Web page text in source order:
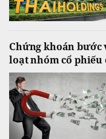
Chứng khoán bước
loạt nhóm cổ phiếu